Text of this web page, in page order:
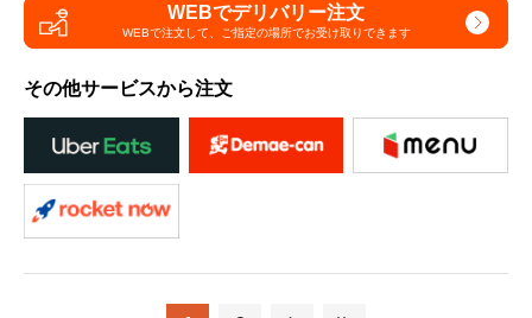
WEBでデリバリー注文
WEBで注文して、 ご指定の場所でお受け取りできます
その他サービスから注文